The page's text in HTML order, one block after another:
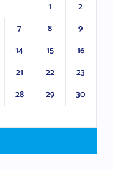
1
2
7 8
9
14 15
16
21 22
23
28 29
30